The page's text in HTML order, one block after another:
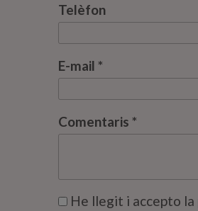
Telèfon
E-mail *
Comentaris *
He llegit i accepto